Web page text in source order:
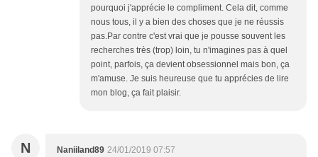
pourquoi j'apprécie le compliment. Cela dit, comme
nous tous, il y a bien des choses que je ne réussis
pas.Par contre c'est vrai que je pousse souvent les
recherches très (trop) loin, tu n'imagines pas à quel
point, parfois, ça devient obsessionnel mais bon, ça
m'amuse. Je suis heureuse que tu apprécies de lire
mon blog, ça fait plaisir.
N Naniiland89 24/01/2019 07:57